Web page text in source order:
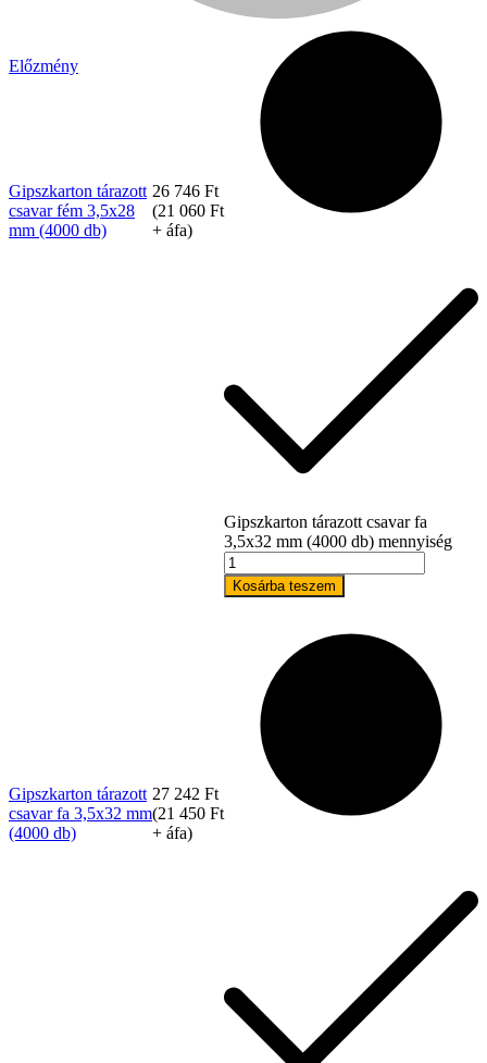
Előzmény
Gipszkarton tárazott
csavar fém 3,5x28
mm (4000 db)
26 746 Ft
(21 060 Ft
+ áfa)
Gipszkarton tárazott
csavar fa 3,5x32 mm
(4000 db)
27 242 Ft
(21 450 Ft
+ áfa)
Gipszkarton tárazott csavar fa
3,5x32 mm (4000 db) mennyiség
Kosárba teszem